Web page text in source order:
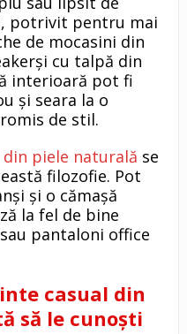
potrivit pentru mai
de mocasini din
cu talpă din
interioară pot fi
și seara la o
de stil.
din piele naturală se
filozofie. Pot
și o cămașă
la fel de bine
pantaloni office
casual din
să le cunoști